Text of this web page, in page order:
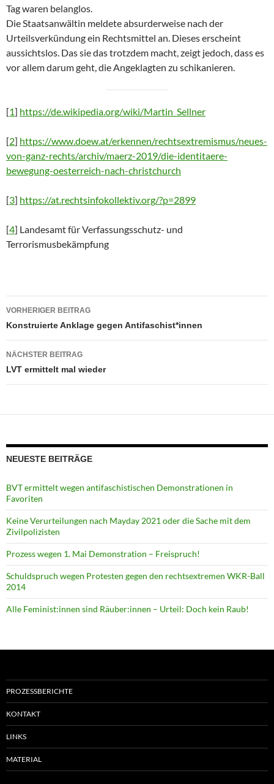
Tag waren belanglos.
Die Staatsanwältin meldete absurderweise nach der
Urteilsverkündung ein Rechtsmittel an. Dieses erscheint
aussichtslos. Das sie das trotzdem macht, zeigt jedoch, dass es
vor allem darum geht, die Angeklagten zu schikanieren.
[1] https://de.wikipedia.org/wiki/Martin_Sellner
[2] https://www.doew.at/erkennen/rechtsextremismus/neues-
von-ganz-rechts/archiv/maerz-2019/die-identitaere-
bewegung-oesterreich-nach-christchurch
[3] https://at.rechtsinfokollektiv.org/?p=2899
[4] Landesamt für Verfassungsschutz- und
Terrorismusbekämpfung
Beitragsnavigation
VORHERIGER BEITRAG
Konstruierte Anklage gegen Antifaschist*innen
NÄCHSTER BEITRAG
LVT ermittelt mal wieder
NEUESTE BEITRÄGE
BVT ermittelt wegen antifaschistischen Demonstrationen in
Favoriten
Keine Verurteilungen nach Mayday 2021 oder die Sache mit dem
Zivilpolizisten
Prozess wegen 1. Mai Demonstration – Freispruch!
Schuldspruch wegen Protesten gegen den rechtsextremen WKR-Ball
2014
Alle Feminist:innen sind Räuber:innen – Urteil: Doch kein Raub!
PROZESSBERICHTE
KONTAKT
LINKS
MATERIAL